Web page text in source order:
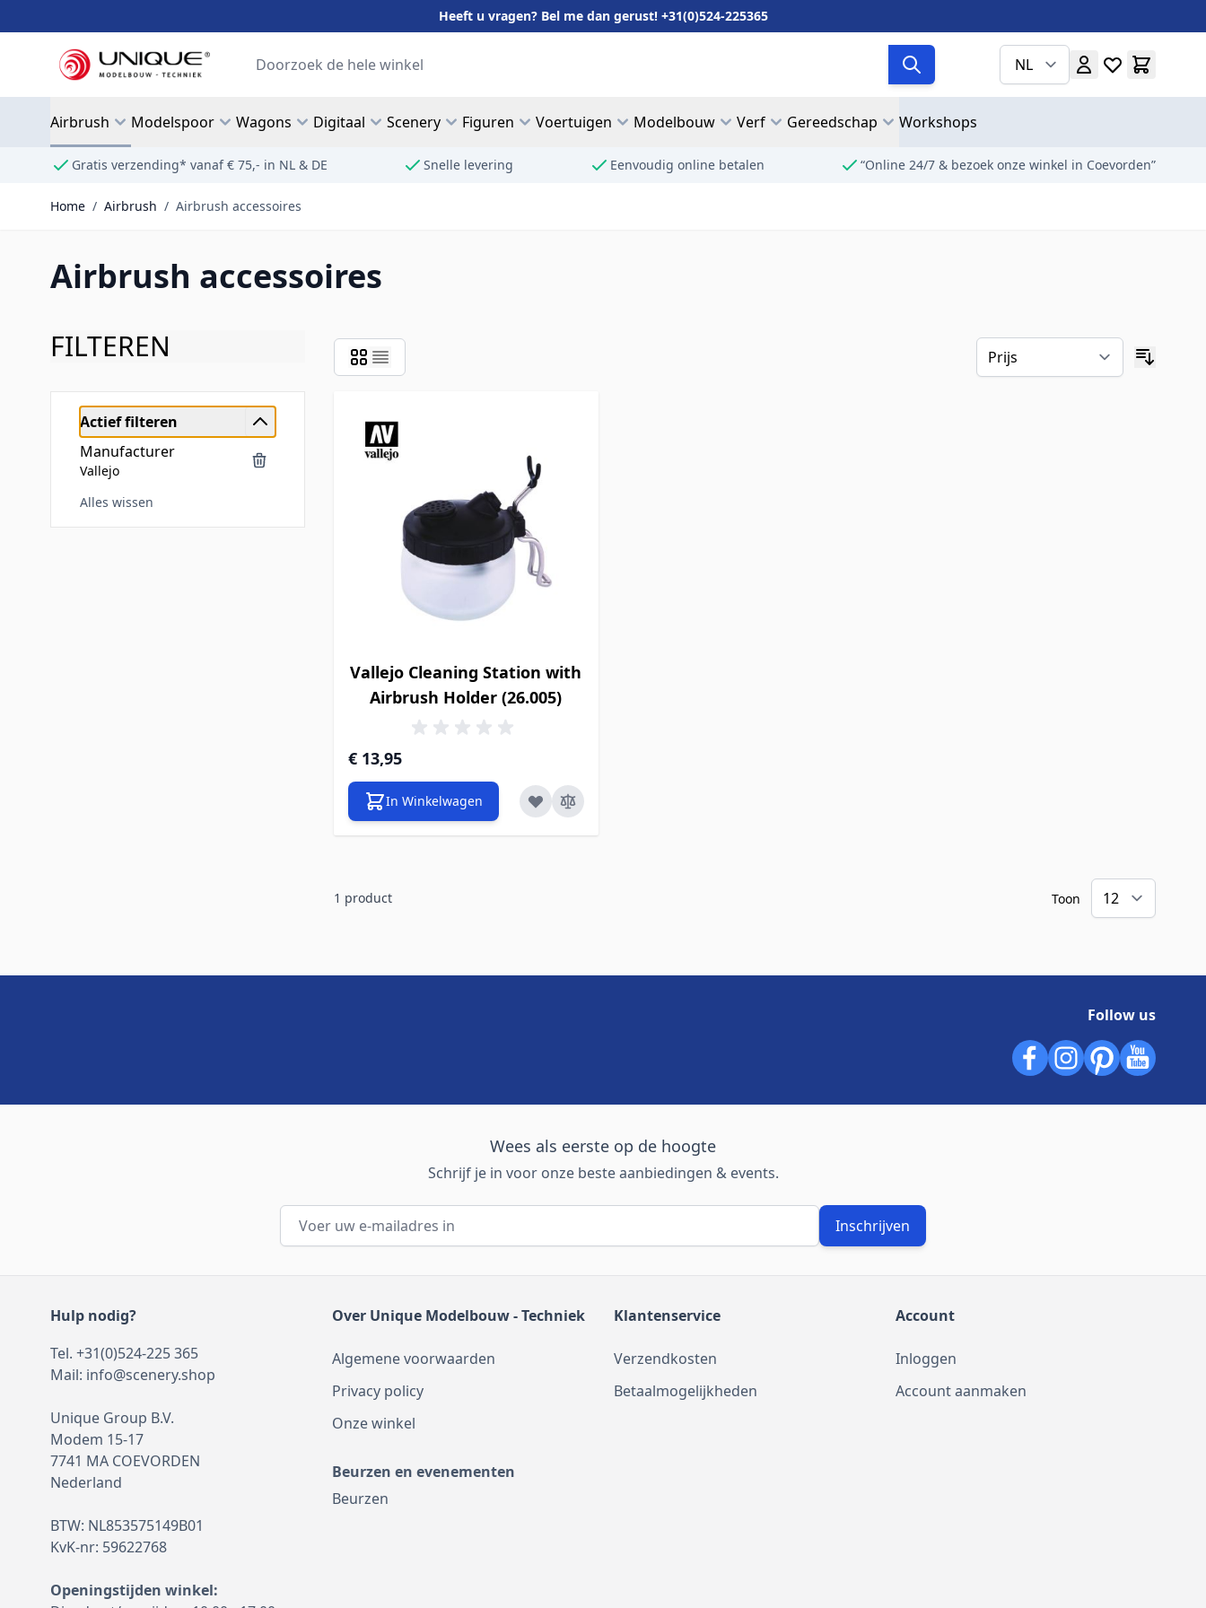
Heeft u vragen? Bel me dan gerust! +31(0)524-225365
NL
Search
Airbrush Modelspoor Wagons Digitaal Scenery Figuren Voertuigen Modelbouw Verf Gereedschap Workshops
Gratis verzending* vanaf € 75,- in NL & DE Snelle levering Eenvoudig online betalen “Online 24/7 & bezoek onze winkel in Coevorden”
Home / Airbrush / Airbrush accessoires
Airbrush accessoires
FILTEREN
Actief filteren
Manufacturer
Vallejo
Alles wissen
Vallejo Cleaning Station with
Airbrush Holder (26.005)
€ 13,95
In Winkelwagen
1 product Toon
Follow us
Wees als eerste op de hoogte
Schrijf je in voor onze beste aanbiedingen & events.
E-mailadres
Inschrijven
Hulp nodig?
Tel. +31(0)524-225 365
Mail: info@scenery.shop
Unique Group B.V.
Modem 15-17
7741 MA COEVORDEN
Nederland
BTW: NL853575149B01
KvK-nr: 59622768
Openingstijden winkel:
Over Unique Modelbouw - Techniek
Algemene voorwaarden
Privacy policy
Onze winkel
Beurzen en evenementen
Beurzen
Klantenservice
Verzendkosten
Betaalmogelijkheden
Account
Inloggen
Account aanmaken